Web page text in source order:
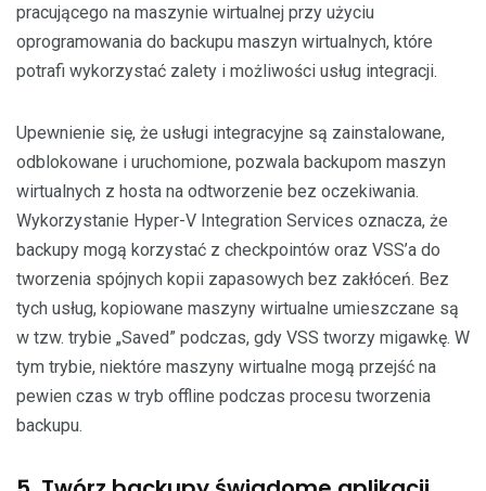
pracującego na maszynie wirtualnej przy użyciu
oprogramowania do backupu maszyn wirtualnych, które
potrafi wykorzystać zalety i możliwości usług integracji.
Upewnienie się, że usługi integracyjne są zainstalowane,
odblokowane i uruchomione, pozwala backupom maszyn
wirtualnych z hosta na odtworzenie bez oczekiwania.
Wykorzystanie Hyper-V Integration Services oznacza, że
backupy mogą korzystać z checkpointów oraz VSS’a do
tworzenia spójnych kopii zapasowych bez zakłóceń. Bez
tych usług, kopiowane maszyny wirtualne umieszczane są
w tzw. trybie „Saved” podczas, gdy VSS tworzy migawkę. W
tym trybie, niektóre maszyny wirtualne mogą przejść na
pewien czas w tryb offline podczas procesu tworzenia
backupu.